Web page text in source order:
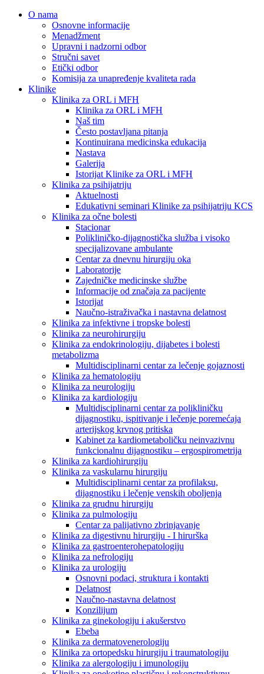
O nama
Osnovne informacije
Menadžment
Upravni i nadzorni odbor
Stručni savet
Etički odbor
Komisija za unapređenje kvaliteta rada
Klinike
Klinika za ORL i MFH
Klinika za ORL i MFH
Naš tim
Često postavljana pitanja
Kontinuirana medicinska edukacija
Nastava
Galerija
Istorijat Klinike za ORL i MFH
Klinika za psihijatriju
Aktuelnosti
Edukativni seminari Klinike za psihijatriju KCS
Klinika za očne bolesti
Stacionar
Polikliničko-dijagnostička služba i visoko
specijalizovane ambulante
Centar za dnevnu hirurgiju oka
Laboratorije
Zajedničke medicinske službe
Informacije od značaja za pacijente
Istorijat
Naučno-istraživačka i nastavna delatnost
Klinika za infektivne i tropske bolesti
Klinika za neurohirurgiju
Klinika za endokrinologiju, dijabetes i bolesti
metabolizma
Multidisciplinarni centar za lečenje gojaznosti
Klinika za hematologiju
Klinika za neurologiju
Klinika za kardiologiju
Multidisciplinarni centar za polikliničku
dijagnostiku, ispitivanje i lečenje poremećaja
arterijskog krvnog pritiska
Kabinet za kardiometaboličku neinvazivnu
funkcionalnu dijagnostiku – ergospirometrija
Klinika za kardiohirurgiju
Klinika za vaskularnu hirurgiju
Multidisciplinarni centar za profilaksu,
dijagnostiku i lečenje venskih oboljenja
Klinika za grudnu hirurgiju
Klinika za pulmologiju
Centar za palijativno zbrinjavanje
Klinika za digestivnu hirurgiju - I hirurška
Klinika za gastroenterohepatologiju
Klinika za nefrologiju
Klinika za urologiju
Osnovni podaci, struktura i kontakti
Delatnost
Naučno-nastavna delatnost
Konzilijum
Klinika za ginekologiju i akušerstvo
Ebeba
Klinika za dermatovenerologiju
Klinika za ortopedsku hirurgiju i traumatologiju
Klinika za alergologiju i imunologiju